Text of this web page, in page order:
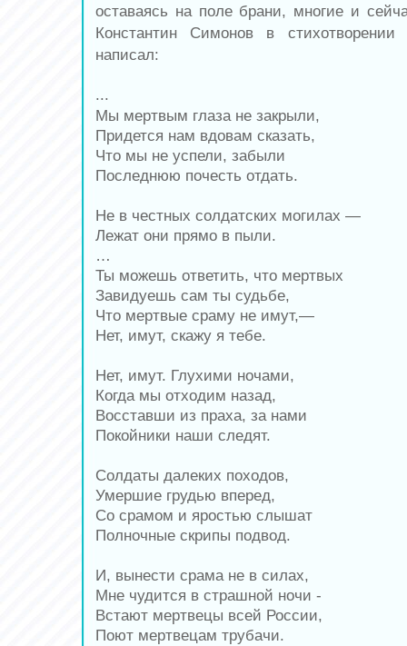
оставаясь на поле брани, многие и
Константин Симонов в
написал:
...
Мы мертвым глаза не закрыли,
Придется нам вдовам сказать,
Что мы не успели, забыли
Последнюю почесть отдать.
Не в честных солдатских могилах —
Лежат они прямо в пыли.
…
Ты можешь ответить, что мертвых
Завидуешь сам ты судьбе,
Что мертвые сраму не имут,—
Нет, имут, скажу я тебе.
Нет, имут. Глухими ночами,
Когда мы отходим назад,
Восставши из праха, за нами
Покойники наши следят.
Солдаты далеких походов,
Умершие грудью вперед,
Со срамом и яростью слышат
Полночные скрипы подвод.
И, вынести срама не в силах,
Мне чудится в страшной ночи -
Встают мертвецы всей России,
Поют мертвецам трубачи.